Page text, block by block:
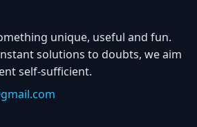
unique, useful and fun.
solutions to doubts, we aim
self-sufficient.